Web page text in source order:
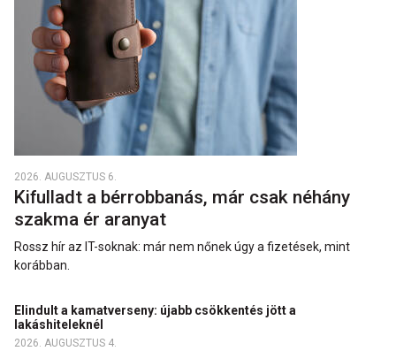
2026. AUGUSZTUS 6.
Kifulladt a bérrobbanás, már csak néhány
szakma ér aranyat
Rossz hír az IT-soknak: már nem nőnek úgy a fizetések, mint
korábban.
Elindult a kamatverseny: újabb csökkentés jött a
lakáshiteleknél
2026. AUGUSZTUS 4.